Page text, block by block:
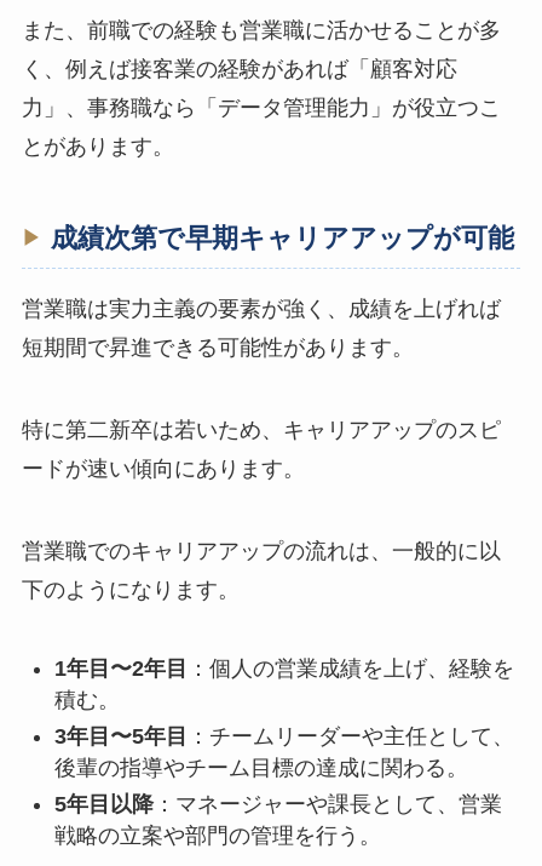
また、前職での経験も営業職に活かせることが多
く、例えば接客業の経験があれば「顧客対応
力」、事務職なら「データ管理能力」が役立つこ
とがあります。
成績次第で早期キャリアアップが可能
営業職は実力主義の要素が強く、成績を上げれば
短期間で昇進できる可能性があります。
特に第二新卒は若いため、キャリアアップのスピ
ードが速い傾向にあります。
営業職でのキャリアアップの流れは、一般的に以
下のようになります。
1年目〜2年目
：個人の営業成績を上げ、経験を
積む。
3年目〜5年目
：チームリーダーや主任として、
後輩の指導やチーム目標の達成に関わる。
5年目以降：マネージャーや課長として、営業
戦略の立案や部門の管理を行う。